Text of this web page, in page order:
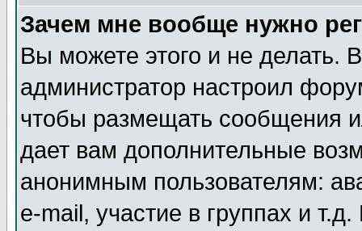
Зачем мне вообще нужно
Вы можете этого и не делать.
администратор настроил
чтобы размещать сообщения
дает вам дополнительные
анонимным пользователям:
e-mail, участие в группах и